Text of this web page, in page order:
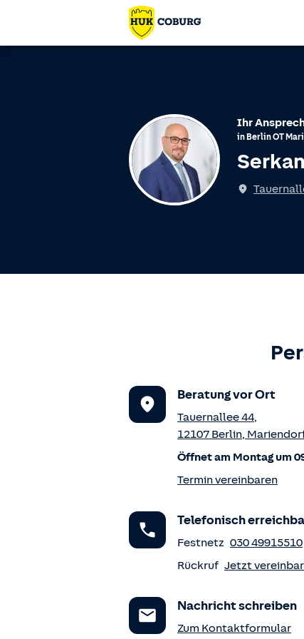
Ihr
in BerlinOT
Beratung vor Ort
Tauernallee 44,
12107 Berlin,
Öffnet am Montag um
Termin vereinbaren
Telefonisch
Festnetz 030 49915510
Rückruf Jetzt
Nachricht schreiben
Zum Kontaktformular